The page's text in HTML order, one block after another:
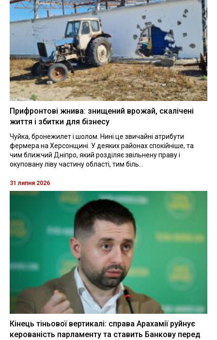
Прифронтові жнива: знищений врожай, скалічені
життя і збитки для бізнесу
Чуйка, бронежилет і шолом. Нині це звичайні атрибути
фермера на Херсонщині. У деяких районах спокійніше, та
чим ближчий Дніпро, який розділяє звільнену праву і
окуповану ліву частину області, тим біль...
31 липня 2026
Кінець тіньової вертикалі: справа Арахамії руйнує
керованість парламенту та ставить Банкову перед